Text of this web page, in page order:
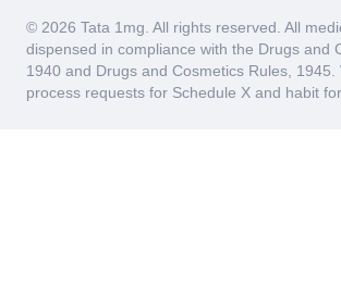
© 2026 Tata 1mg. All rights reserved. All
dispensed in compliance with the Drugs and
1940 and Drugs and Cosmetics Rules, 1945.
process requests for Schedule X and habit